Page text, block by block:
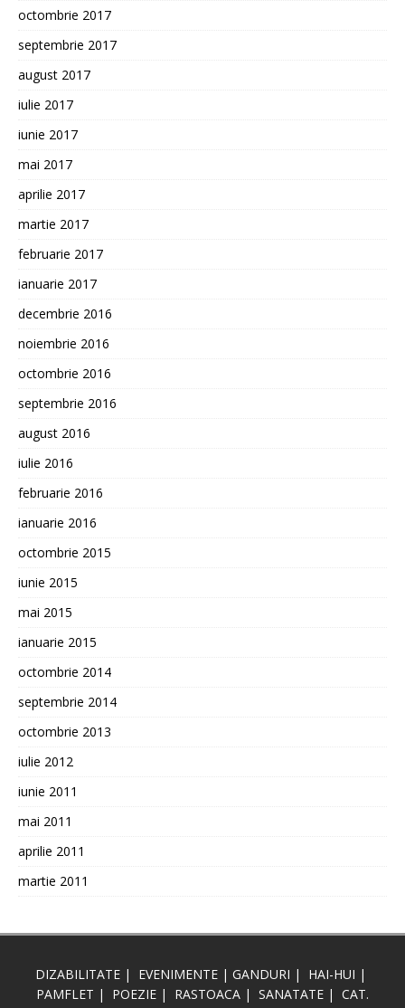
octombrie 2017
septembrie 2017
august 2017
iulie 2017
iunie 2017
mai 2017
aprilie 2017
martie 2017
februarie 2017
ianuarie 2017
decembrie 2016
noiembrie 2016
octombrie 2016
septembrie 2016
august 2016
iulie 2016
februarie 2016
ianuarie 2016
octombrie 2015
iunie 2015
mai 2015
ianuarie 2015
octombrie 2014
septembrie 2014
octombrie 2013
iulie 2012
iunie 2011
mai 2011
aprilie 2011
martie 2011
DIZABILITATE | EVENIMENTE | GANDURI | HAI-HUI |
PAMFLET | POEZIE | RASTOACA | SANATATE | CAT.